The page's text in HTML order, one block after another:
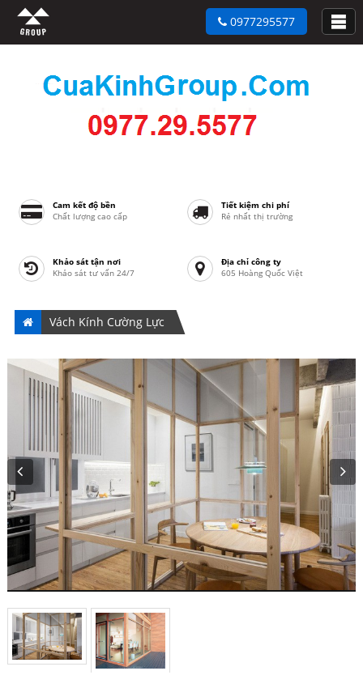
Cam kết độ bền
Chất lượng cao cấp
Tiết kiệm chi phí
Rẻ nhất thị trường
Khảo sát tận nơi
Khảo sát tư vấn 24/7
Địa chỉ công ty
605 Hoàng Quốc Việt
0977295577
Vách Kính Cường Lực